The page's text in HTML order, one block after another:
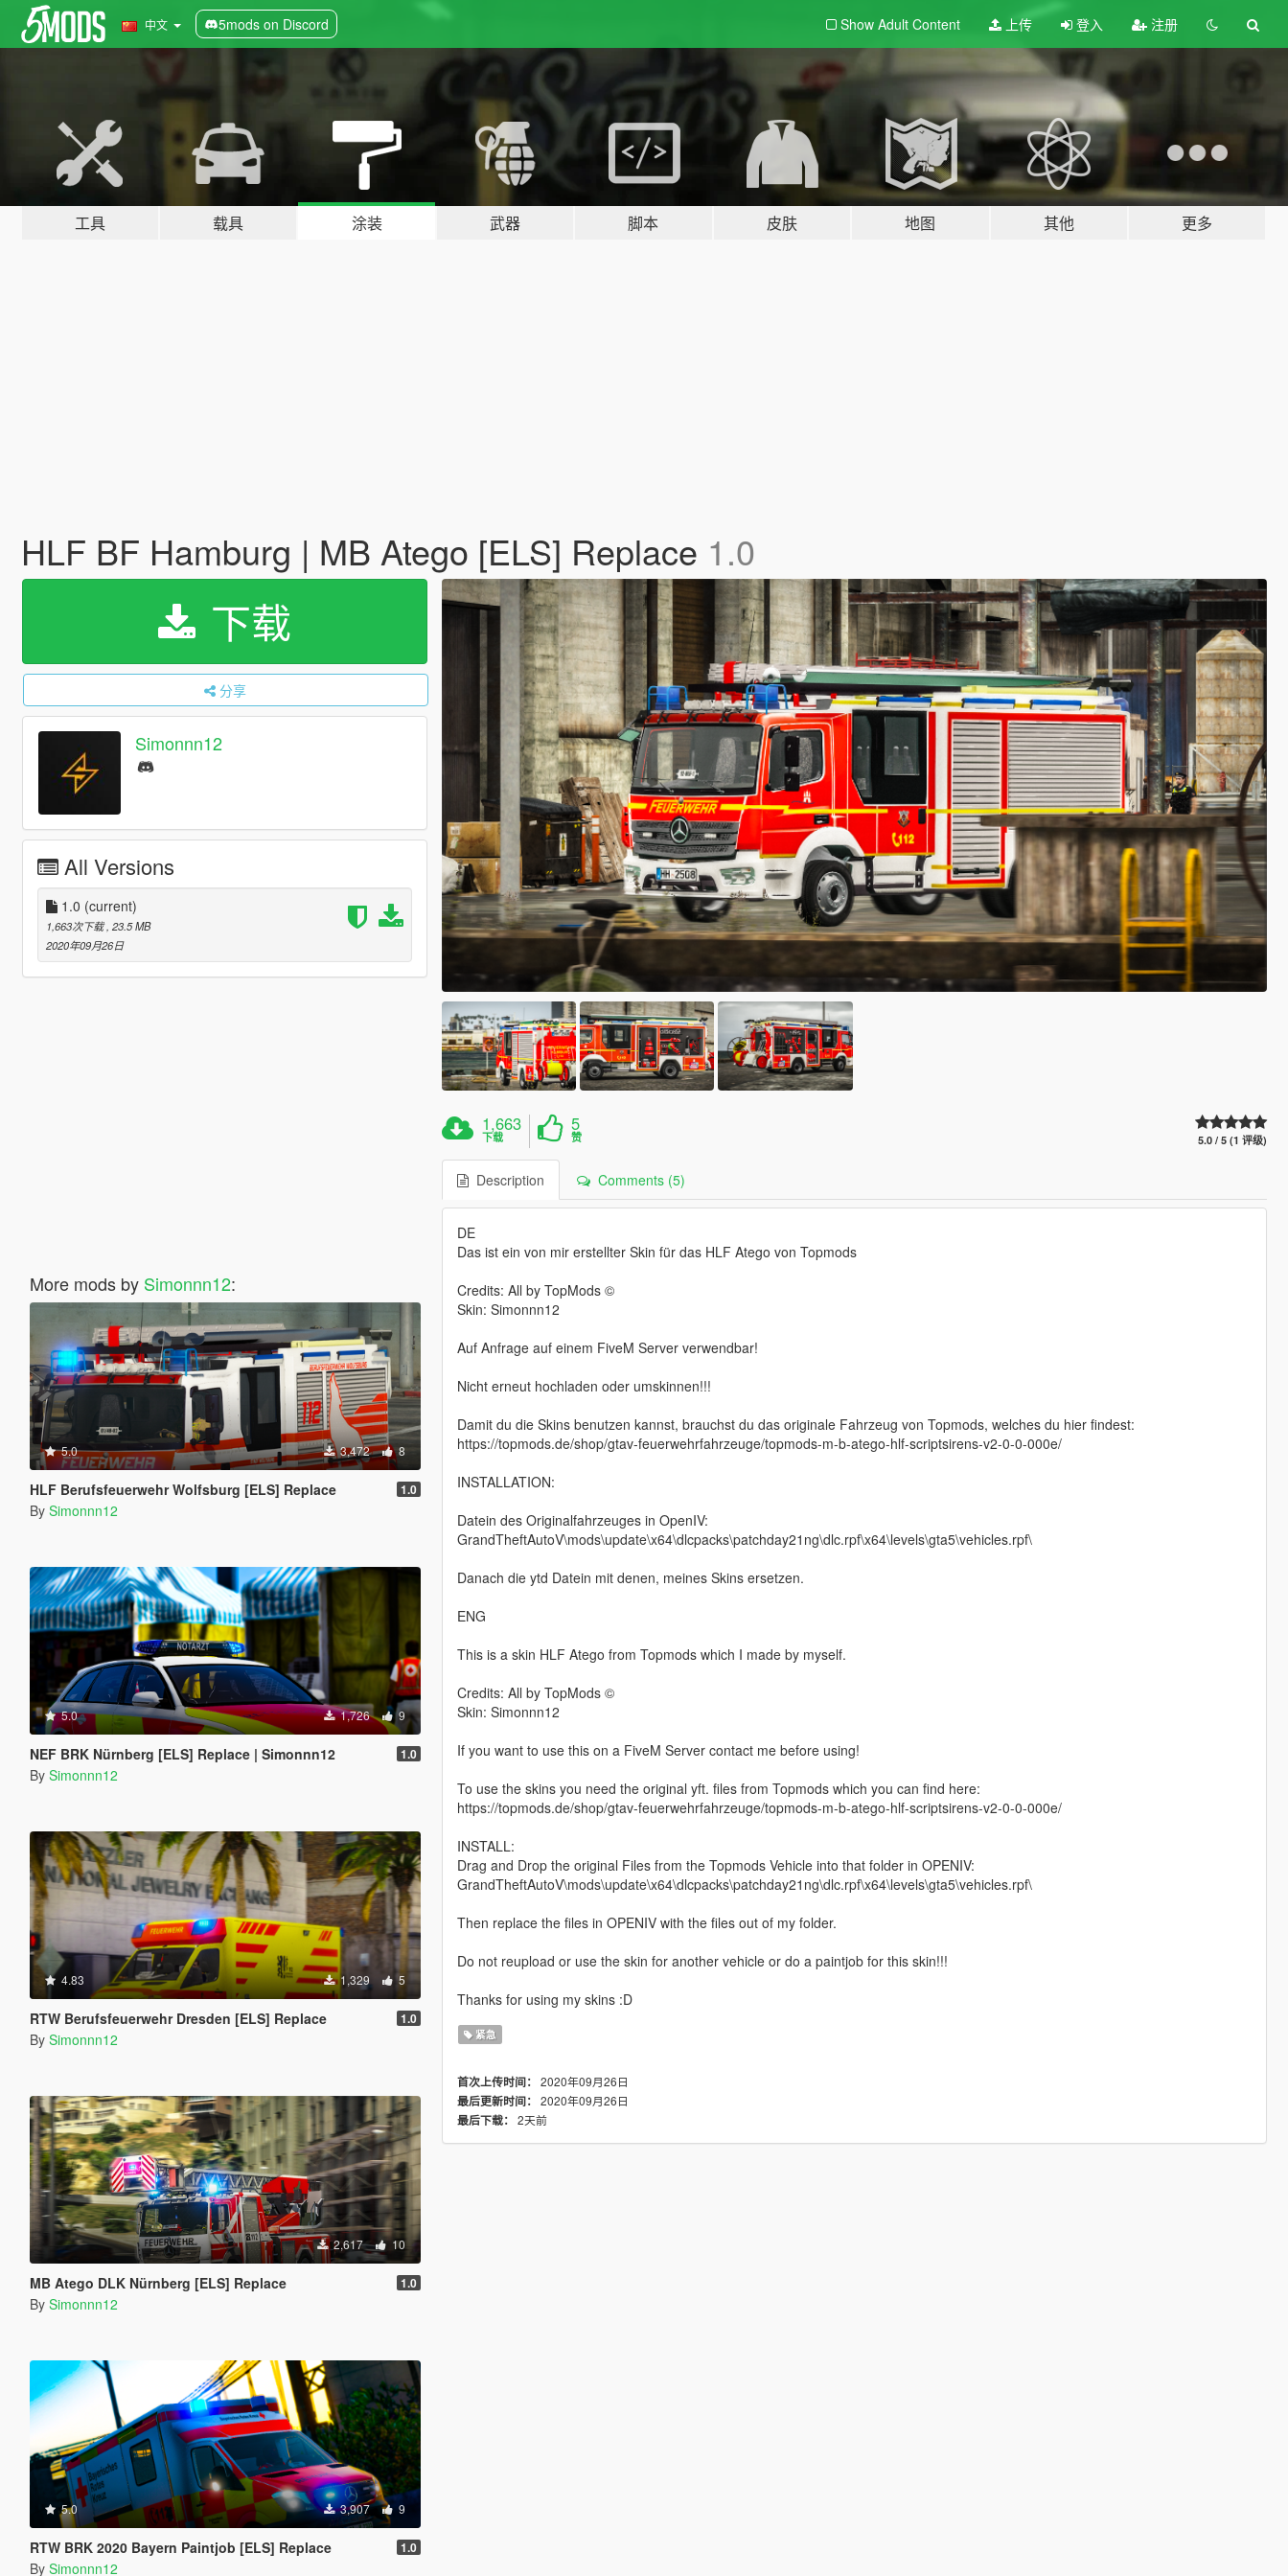
中文 5mods on Discord Show Adult Content 上传 登入 注册
工具 载具 涂装 武器 脚本 皮肤 地图 其他 更多
HLF BF Hamburg | MB Atego [ELS] Replace 1.0
下载
分享
Simonnn12
All Versions
1.0 (current)
1,663次下载 , 23.5 MB
2020年09月26日
More mods by Simonnn12:
5.0 3,472 8
HLF Berufsfeuerwehr Wolfsburg [ELS] Replace 1.0
By Simonnn12
5.0 1,726 9
NEF BRK Nürnberg [ELS] Replace | Simonnn12 1.0
By Simonnn12
4.83 1,329 5
RTW Berufsfeuerwehr Dresden [ELS] Replace 1.0
By Simonnn12
2,617 10
MB Atego DLK Nürnberg [ELS] Replace 1.0
By Simonnn12
5.0 3,907 9
RTW BRK 2020 Bayern Paintjob [ELS] Replace 1.0
By Simonnn12
1,663
下载
5
赞 5.0 / 5 (1 评级)
Description Comments (5)
DE
Das ist ein von mir erstellter Skin für das HLF Atego von Topmods
Credits: All by TopMods ©
Skin: Simonnn12
Auf Anfrage auf einem FiveM Server verwendbar!
Nicht erneut hochladen oder umskinnen!!!
Damit du die Skins benutzen kannst, brauchst du das originale Fahrzeug von Topmods, welches du hier findest:
https://topmods.de/shop/gtav-feuerwehrfahrzeuge/topmods-m-b-atego-hlf-scriptsirens-v2-0-0-000e/
INSTALLATION:
Datein des Originalfahrzeuges in OpenIV:
GrandTheftAutoV\mods\update\x64\dlcpacks\patchday21ng\dlc.rpf\x64\levels\gta5\vehicles.rpf\
Danach die ytd Datein mit denen, meines Skins ersetzen.
ENG
This is a skin HLF Atego from Topmods which I made by myself.
Credits: All by TopMods ©
Skin: Simonnn12
If you want to use this on a FiveM Server contact me before using!
To use the skins you need the original yft. files from Topmods which you can find here:
https://topmods.de/shop/gtav-feuerwehrfahrzeuge/topmods-m-b-atego-hlf-scriptsirens-v2-0-0-000e/
INSTALL:
Drag and Drop the original Files from the Topmods Vehicle into that folder in OPENIV:
GrandTheftAutoV\mods\update\x64\dlcpacks\patchday21ng\dlc.rpf\x64\levels\gta5\vehicles.rpf\
Then replace the files in OPENIV with the files out of my folder.
Do not reupload or use the skin for another vehicle or do a paintjob for this skin!!!
Thanks for using my skins :D
紧急
首次上传时间： 2020年09月26日
最后更新时间： 2020年09月26日
最后下载： 2天前